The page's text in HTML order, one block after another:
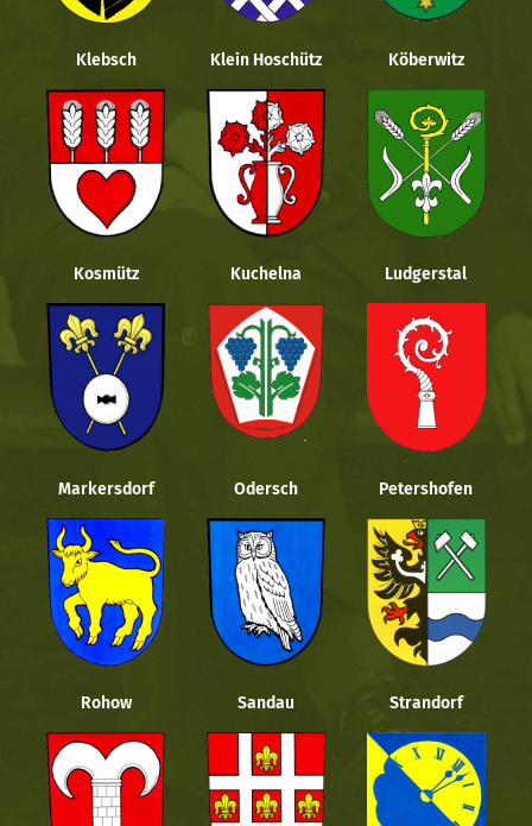
Klebsch Klein Hoschütz Köberwitz
Kosmütz Kuchelna Ludgerstal
Markersdorf Odersch Petershofen
Rohow Sandau Strandorf